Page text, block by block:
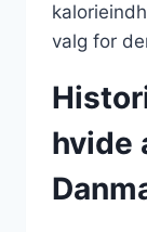
valg for
hvide